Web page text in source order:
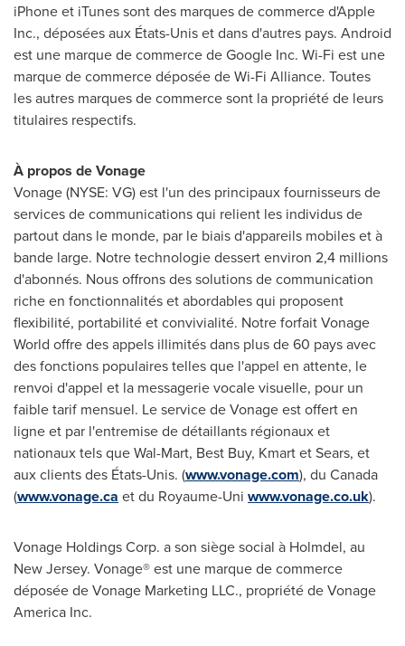
iPhone et iTunes sont des marques de commerce d'Apple
Inc., déposées aux États-Unis et dans d'autres pays. Android
est une marque de commerce de Google Inc. Wi-Fi est une
marque de commerce déposée de Wi-Fi Alliance. Toutes
les autres marques de commerce sont la propriété de leurs
titulaires respectifs.
À propos de Vonage
Vonage (NYSE: VG) est l'un des principaux fournisseurs de
services de communications qui relient les individus de
partout dans le monde, par le biais d'appareils mobiles et à
bande large. Notre technologie dessert environ 2,4 millions
d'abonnés. Nous offrons des solutions de communication
riche en fonctionnalités et abordables qui proposent
flexibilité, portabilité et convivialité. Notre forfait Vonage
World offre des appels illimités dans plus de 60 pays avec
des fonctions populaires telles que l'appel en attente, le
renvoi d'appel et la messagerie vocale visuelle, pour un
faible tarif mensuel. Le service de Vonage est offert en
ligne et par l'entremise de détaillants régionaux et
nationaux tels que Wal-Mart, Best Buy, Kmart et Sears, et
aux clients des États-Unis. (www.vonage.com), du Canada
(www.vonage.ca et du Royaume-Uni www.vonage.co.uk).
Vonage Holdings Corp. a son siège social à Holmdel, au
New Jersey. Vonage® est une marque de commerce
déposée de Vonage Marketing LLC., propriété de Vonage
America Inc.